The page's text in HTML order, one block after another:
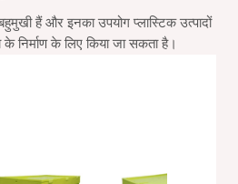
हैं और इनका उपयोग प्लास्टिक उत्पादों
निर्माण के लिए किया जा सकता है।